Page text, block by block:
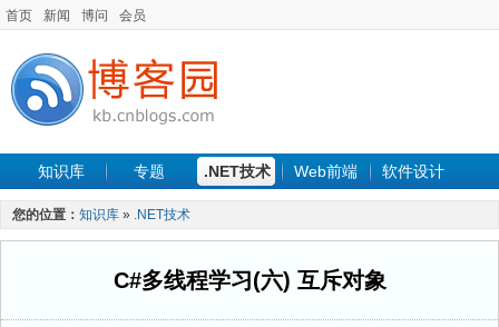
首页 新闻 博问 会员
知识库 专题 .NET技术 Web前端 软件设计
手机开发 软件工程
最新文章
您的位置： 知识库 » .NET技术
C#多线程学习(六) 互斥对象